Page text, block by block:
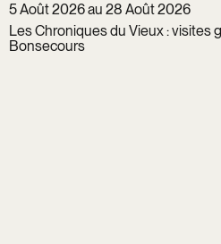
5 Août 2026 au 28 Août 2026
Les Chroniques du Vieux : visites
Bonsecours